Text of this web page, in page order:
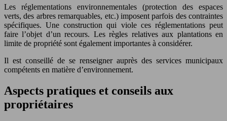
Les réglementations environnementales (protection des espaces
verts, des arbres remarquables, etc.) imposent parfois des contraintes
spécifiques. Une construction qui viole ces réglementations peut
faire l’objet d’un recours. Les règles relatives aux plantations en
limite de propriété sont également importantes à considérer.
Il est conseillé de se renseigner auprès des services municipaux
compétents en matière d’environnement.
Aspects pratiques et conseils aux
propriétaires